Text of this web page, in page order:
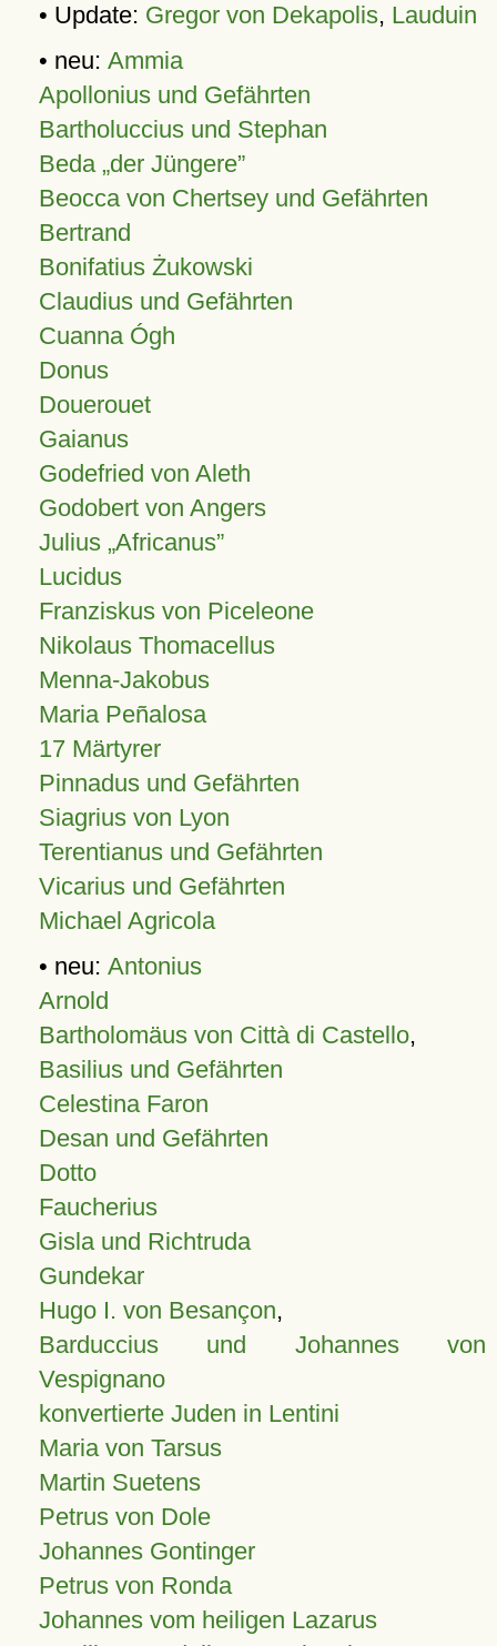
• Update: Gregor von Dekapolis, Lauduin
• neu: Ammia
Apollonius und Gefährten
Bartholuccius und Stephan
Beda „der Jüngere”
Beocca von Chertsey und Gefährten
Bertrand
Bonifatius Żukowski
Claudius und Gefährten
Cuanna Ógh
Donus
Douerouet
Gaianus
Godefried von Aleth
Godobert von Angers
Julius Africanus
Lucidus
Franziskus von Piceleone
Nikolaus Thomacellus
Menna-Jakobus
Maria Peñalosa
17 Märtyrer
Pinnadus und Gefährten
Siagrius von Lyon
Terentianus und Gefährten
Vicarius und Gefährten
Michael Agricola
• neu: Antonius
Arnold
Bartholomäus von Città di Castello,
Basilius und Gefährten
Celestina Faron
Desan und Gefährten
Dotto
Faucherius
Gisla und Richtruda
Gundekar
Hugo I. von Besançon,
Barduccius und Johannes von
Vespignano
konvertierte Juden in Lentini
Maria von Tarsus
Martin Suetens
Petrus von Dole
Johannes Gontinger
Petrus von Ronda
Johannes vom heiligen Lazarus